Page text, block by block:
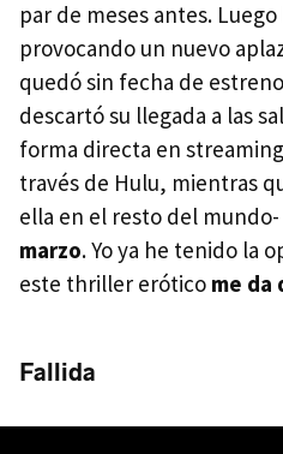
par de meses antes.
provocando un nuevo
quedó sin fecha de
descartó su llegada a las
forma directa en
través de Hulu, mientras
ella en el resto del
marzo. Yo ya he tenido la
este thriller erótico me da
Fallida